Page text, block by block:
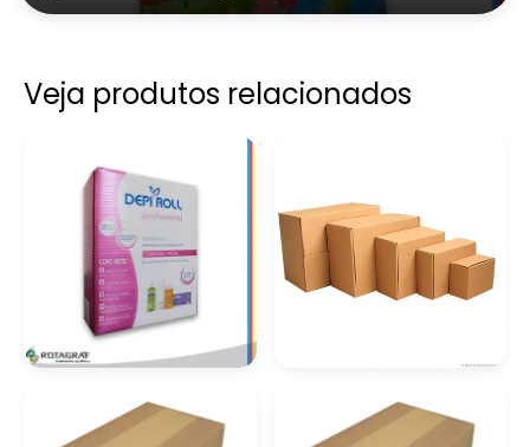
Veja produtos relacionados
Caixa De Papel
Cartão Micro
Ondulado Preço
Caixa Em Papel